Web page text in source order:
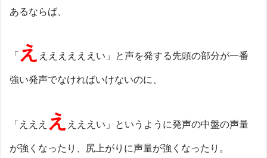
あるならば、
「 え ええええええい」と声を発する先頭の部分が一番
強い発声でなければいけないのに、
「えええ え えええい」というように発声の中盤の声量
が強くなったり、尻上がりに声量が強くなったり。